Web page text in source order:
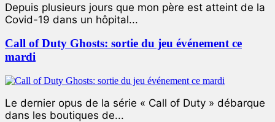
Depuis plusieurs jours que mon père est atteint de la
Covid-19 dans un hôpital...
Call of Duty Ghosts: sortie du jeu événement ce
mardi
Le dernier opus de la série « Call of Duty » débarque
dans les boutiques de...